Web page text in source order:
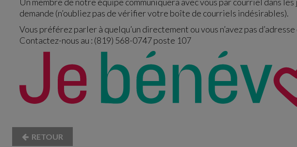
demande (n’oubliez pas de vérifier votre boîte de courriels indésirables).
Vous préférez parler à quelqu’un directement ou vous n’avez pas
Contactez-nous au : (819) 568-0747 poste 107
RETOUR